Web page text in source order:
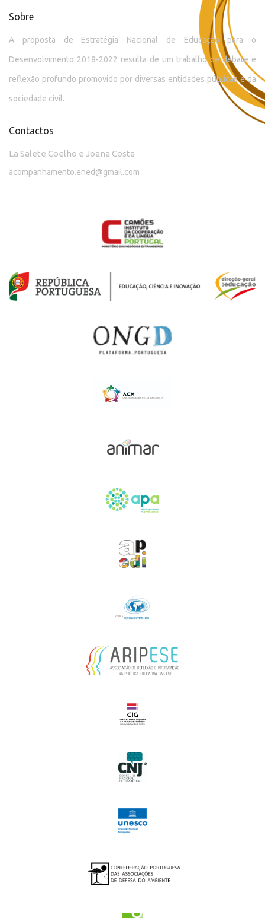
Sobre
A proposta de Estratégia Nacional de Educação para o
Desenvolvimento 2018-2022 resulta de um trabalho de debate e
reflexão profundo promovido por diversas entidades públicas e da
sociedade civil.
Contactos
La Salete Coelho e Joana Costa
acompanhamento.ened@gmail.com